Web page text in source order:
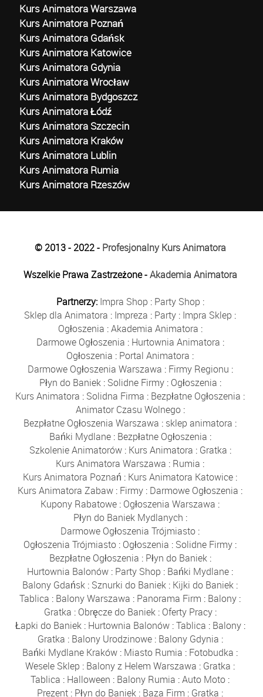
Kurs Animatora Warszawa
Kurs Animatora Poznań
Kurs Animatora Gdańsk
Kurs Animatora Katowice
Kurs Animatora Gdynia
Kurs Animatora Wrocław
Kurs Animatora Bydgoszcz
Kurs Animatora Łódź
Kurs Animatora Szczecin
Kurs Animatora Kraków
Kurs Animatora Lublin
Kurs Animatora Rumia
Kurs Animatora Rzeszów
© 2013 - 2022 - Profesjonalny Kurs Animatora
Wszelkie Prawa Zastrzeżone -Akademia Animatora
Partnerzy: Impra Shop : Party Shop :
Sklep dla Animatora : Impreza : Party : Impra Sklep :
Ogłoszenia :Akademia Animatora :
Darmowe Ogłoszenia : Hurtownia Animatora :
Ogłoszenia : Portal Animatora :
Darmowe Ogłoszenia Warszawa : Firmy Regionu :
Płyn do Baniek: Solidne Firmy: Ogłoszenia :
Kurs Animatora : Solidna Firma : Bezpłatne Ogłoszenia :
Animator Czasu Wolnego:
Bezpłatne Ogłoszenia Warszawa : sklep animatora :
Bańki Mydlane: Bezpłatne Ogłoszenia :
Szkolenie Animatorów: Kurs Animatora : Gratka :
Kurs Animatora Warszawa : Rumia :
Kurs Animatora Poznań : Kurs Animatora Katowice :
Kurs Animatora Zabaw : Firmy : Darmowe Ogłoszenia :
Kupony Rabatowe : Ogłoszenia Warszawa :
Płyn do Baniek Mydlanych :
Darmowe Ogłoszenia Trójmiasto :
Ogłoszenia Trójmiasto : Ogłoszenia : Solidne Firmy :
Bezpłatne Ogłoszenia : Płyn do Baniek:
Hurtownia Balonów : Party Shop : Bańki Mydlane :
Balony Gdańsk : Sznurki do Baniek : Kijki do Baniek :
Tablica : Balony Warszawa : Panorama Firm : Balony :
Gratka : Obręcze do Baniek: Oferty Pracy:
Łapki do Baniek: Hurtownia Balonów:Tablica : Balony:
Gratka : Balony Urodzinowe: Balony Gdynia :
Bańki Mydlane Kraków : Miasto Rumia : Fotobudka :
Wesele Sklep : Balony z Helem Warszawa : Gratka :
Tablica : Halloween : Balony Rumia :Auto Moto :
Prezent : Płyn do Baniek : Baza Firm : Gratka :